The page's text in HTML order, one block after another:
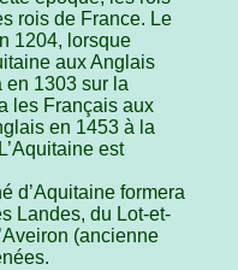
rois de France. Le
1204, lorsque
aux Anglais
en 1303 sur la
les Français aux
en 1453 à la
est
d’Aquitaine formera
Landes, du Lot-et-
(ancienne